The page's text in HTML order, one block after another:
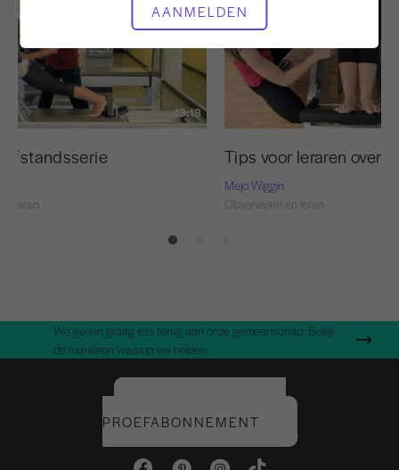
AANMELDEN
13:18
leren
Tips voor leraren over
Mejo Wiggin
Observeren en leren
We geven graag iets terug aan onze gemeenschap. Bekijk
de manieren waarop we helpen.
PROEFABONNEMENT